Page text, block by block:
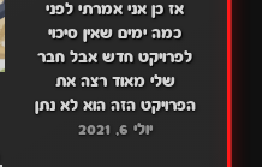
אז כן אני אמרתי לפני
כמה ימים שאין סיכוי
לפרויקט חדש אבל חבר
שלי מאוד רצה את
הפרויקט הזה הוא לא נתן
לי לישון
יולי 6, 2021